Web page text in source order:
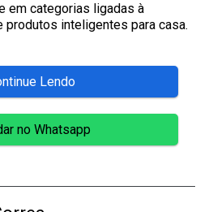
em categorias ligadas à
produtos inteligentes para casa.
Lendo
no Whatsapp